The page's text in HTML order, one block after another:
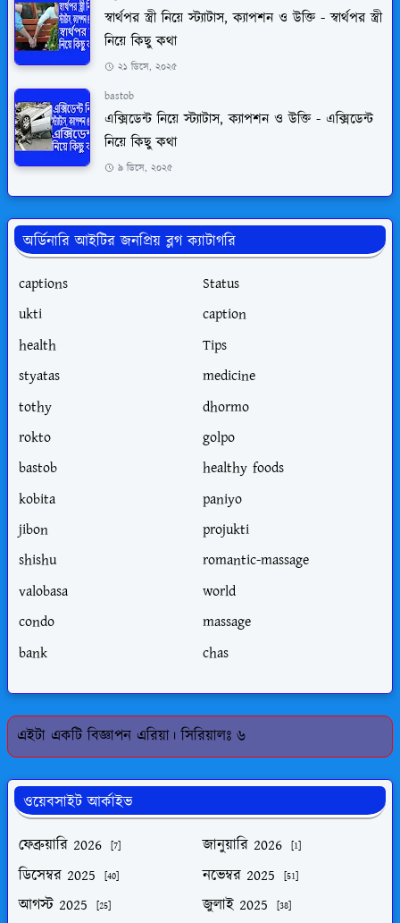
স্বার্থপর স্ত্রী নিয়ে স্ট্যাটাস, ক্যাপশন ও উক্তি - স্বার্থপর স্ত্রী
নিয়ে কিছু কথা
২১ ডিসে, ২০২৫
bastob
এক্সিডেন্ট নিয়ে স্ট্যাটাস, ক্যাপশন ও উক্তি - এক্সিডেন্ট
নিয়ে কিছু কথা
৯ ডিসে, ২০২৫
অর্ডিনারি আইটির জনপ্রিয় ব্লগ ক্যাটাগরি
captions
Status
ukti
caption
health
Tips
styatas
medicine
tothy
dhormo
rokto
golpo
bastob
healthy foods
kobita
paniyo
jibon
projukti
shishu
romantic-massage
valobasa
world
condo
massage
bank
chas
এইটা একটি বিজ্ঞাপন এরিয়া। সিরিয়ালঃ ৬
ওয়েবসাইট আর্কাইভ
ফেব্রুয়ারি 2026
[7] জানুয়ারি 2026 [1]
ডিসেম্বর 2025 [40] নভেম্বর 2025 [51]
আগস্ট 2025 [25] জুলাই 2025 [38]